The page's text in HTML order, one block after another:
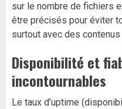
sur le nombre de fichiers
être précisés pour éviter
surtout avec des
Disponibilité et
incontournables
Le taux d’uptime